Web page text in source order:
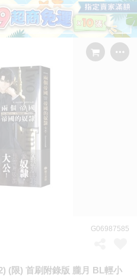
G06987585
(限) 首刷附錄版 朧月 BL輕小